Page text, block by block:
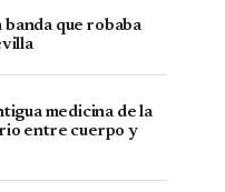
banda que robaba
medicina de la
entre cuerpo y